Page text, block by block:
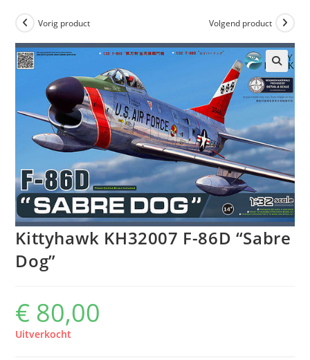
Vorig product Volgend product
Kittyhawk KH32007 F-86D “Sabre
Dog”
€ 80,00
Uitverkocht